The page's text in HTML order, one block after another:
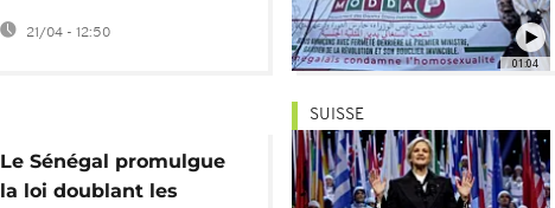
nouvelle loi anti-
homosexualité
21/04 - 12:50
01:04
Le Sénégal promulgue
la loi doublant les
SUISSE